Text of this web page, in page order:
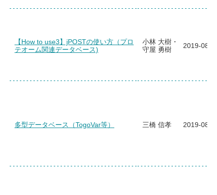
【How to use3】jPOSTの使い方（プロ
テオーム関連データベース)
小林 大樹・
守屋 勇樹
2019-08-
多型データベース（TogoVar等） 三橋 信孝 2019-08-